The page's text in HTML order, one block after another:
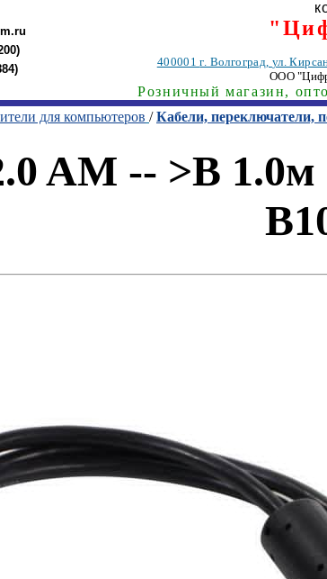
400001г. Волгоград, ул.
ООО
Розничный магазин,
для компьютеров /Кабели, переключатели,
AM -- >B